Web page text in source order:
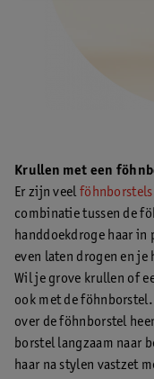
Krullen met een
Er zijn veelföhnborstels
combinatie tussen de
handdoekdroge haar in
even laten drogen en je
Wil je grove krullen of
ook met de
over de föhnborstel
borstel langzaam naar
haar na stylen vastzet